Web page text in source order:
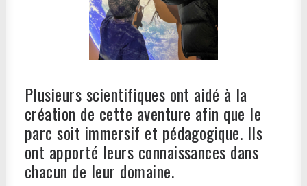
Plusieurs scientifiques ont aidé à la
création de cette aventure afin que le
parc soit immersif et pédagogique. Ils
ont apporté leurs connaissances dans
chacun de leur domaine.